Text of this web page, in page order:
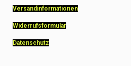
Versandinformationen
Widerrufsformular
Datenschutz